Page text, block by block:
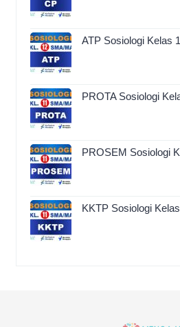
ATP Sosiologi Kelas
PROTA Sosiologi
PROSEM Sosiologi
KKTP Sosiologi